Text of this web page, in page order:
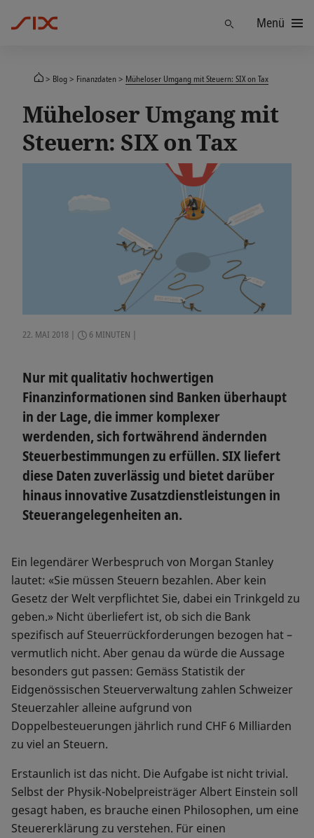
FindenMenü
Blog Finanzdaten Müheloser Umgang mit Steuern: SIX on Tax
Müheloser Umgang mit
Steuern: SIX on Tax
22. MAI 2018 6 MINUTEN
Nur mit qualitativ hochwertigen
Finanzinformationen sind Banken überhaupt
in der Lage, die immer komplexer
werdenden, sich fortwährend ändernden
Steuerbestimmungen zu erfüllen. SIX liefert
diese Daten zuverlässig und bietet darüber
hinaus innovative Zusatzdienstleistungen in
Steuerangelegenheiten an.
Ein legendärer Werbespruch von Morgan Stanley
lautet: «Sie müssen Steuern bezahlen. Aber kein
Gesetz der Welt verpflichtet Sie, dabei ein Trinkgeld zu
geben.» Nicht überliefert ist, ob sich die Bank
spezifisch auf Steuerrückforderungen bezogen hat –
vermutlich nicht. Aber genau da würde die Aussage
besonders gut passen: Gemäss Statistik der
Eidgenössischen Steuerverwaltung zahlen Schweizer
Steuerzahler alleine aufgrund von
Doppelbesteuerungen jährlich rund CHF 6 Milliarden
zu viel an Steuern.
Erstaunlich ist das nicht. Die Aufgabe ist nicht trivial.
Selbst der Physik-Nobelpreisträger Albert Einstein soll
gesagt haben, es brauche einen Philosophen, um eine
Steuererklärung zu verstehen. Für einen